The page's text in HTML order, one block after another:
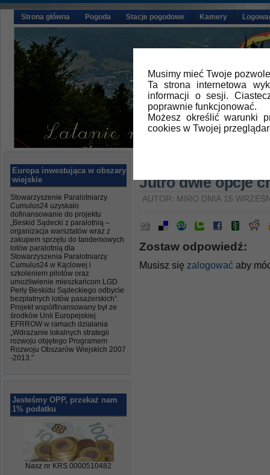
Musimy mieć Twoje
Ta strona internetowa
informacji o sesji.
poprawnie funkcjonować.
Możesz określić warunki
cookies w Twojej
Strona główna Pogoda Stacje pogodowe Kamery
Europa inwestująca w obszary
wiejskie
Stowarzyszenie Paralotniarzy
Cumulus24 uzyskało
dofinansowanie do projektu
„Beskid Sądecki z paralotnią –
organizacja warsztatów wraz z
zakupem sprzętu do tandemowych
lotów paralotnią dla
Stowarzyszenia Paralotniarzy
Cumulus24 w Kąclowej i
szkoleniem pilotów oraz
umożliwienie mieszkańcom LGD
Perły Beskidu Sądeckiego odbycie
bezpłatnych lotów pasażerskich”.
Projekt współfinansowany był ze
środków Unii Europejskiej
EFRROW w ramach działania
„Wdrażanie lokalnych strategii
rozwoju objętego Programem
Rozwoju Obszarów Wiejskich 2007
-2013.”
Jesteśmy OPP, przekaż nam
1% podatku
Nasz nr KRS 0000510482
Jutro dwie opcje
AUTOR: MIRO DNIA 15
Zostaw odpowiedź:
Musisz się zalogować aby